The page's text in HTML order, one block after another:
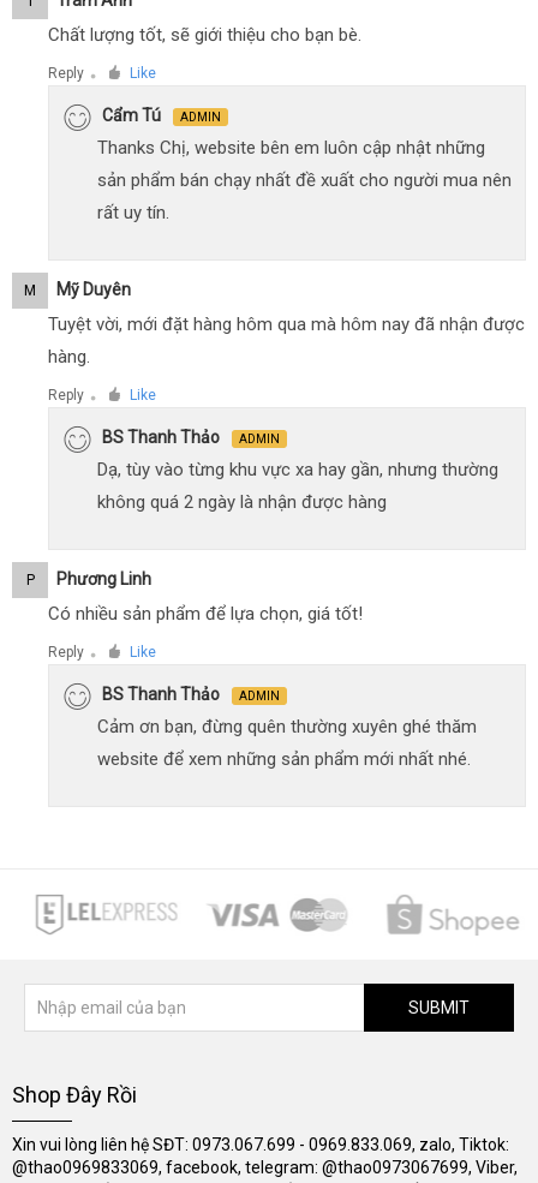
Chất lượng tốt, sẽ giới thiệu cho bạn bè.
Reply ● Like
Cẩm Tú ADMIN
Thanks Chị, website bên em luôn cập nhật những
sản phẩm bán chạy nhất đề xuất cho người mua nên
rất uy tín.
M Mỹ Duyên
Tuyệt vời, mới đặt hàng hôm qua mà hôm nay đã nhận được
hàng.
Reply ● Like
BS Thanh Thảo ADMIN
Dạ, tùy vào từng khu vực xa hay gần, nhưng thường
không quá 2 ngày là nhận được hàng
P Phương Linh
Có nhiều sản phẩm để lựa chọn, giá tốt!
Reply ● Like
BS Thanh Thảo ADMIN
Cảm ơn bạn, đừng quên thường xuyên ghé thăm
website để xem những sản phẩm mới nhất nhé.
SUBMIT
Shop Đây Rồi
Xin vui lòng liên hệ SĐT: 0973.067.699 - 0969.833.069, zalo, Tiktok:
@thao0969833069, facebook, telegram: @thao0973067699, Viber,